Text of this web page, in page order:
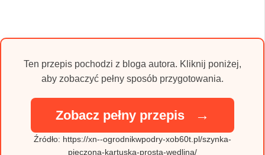
Ten przepis pochodzi z bloga autora. Kliknij poniżej,
aby zobaczyć pełny sposób przygotowania.
Zobacz pełny przepis →
Źródło: https://xn--ogrodnikwpodry-xob60t.pl/szynka-
pieczona-kartuska-prosta-wedlina/